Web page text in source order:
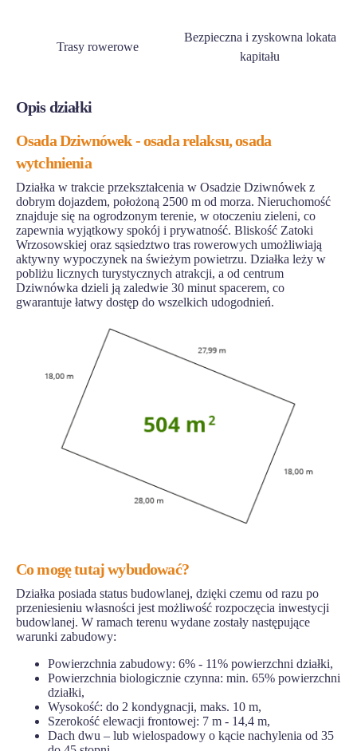
Trasy rowerowe
Bezpieczna i zyskowna lokata
kapitału
Opis działki
Osada Dziwnówek - osada relaksu, osada
wytchnienia
Działka w trakcie przekształcenia w Osadzie Dziwnówek z
dobrym dojazdem, położoną 2500 m od morza. Nieruchomość
znajduje się na ogrodzonym terenie, w otoczeniu zieleni, co
zapewnia wyjątkowy spokój i prywatność. Bliskość Zatoki
Wrzosowskiej oraz sąsiedztwo tras rowerowych umożliwiają
aktywny wypoczynek na świeżym powietrzu. Działka leży w
pobliżu licznych turystycznych atrakcji, a od centrum
Dziwnówka dzieli ją zaledwie 30 minut spacerem, co
gwarantuje łatwy dostęp do wszelkich udogodnień.
Co mogę tutaj wybudować?
Działka posiada status budowlanej, dzięki czemu od razu po
przeniesieniu własności jest możliwość rozpoczęcia inwestycji
budowlanej. W ramach terenu wydane zostały następujące
warunki zabudowy:
Powierzchnia zabudowy: 6% - 11% powierzchni działki,
Powierzchnia biologicznie czynna: min. 65% powierzchni
działki,
Wysokość: do 2 kondygnacji, maks. 10 m,
Szerokość elewacji frontowej: 7 m - 14,4 m,
Dach dwu – lub wielospadowy o kącie nachylenia od 35